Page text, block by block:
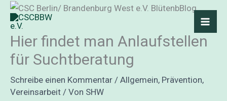
Zum
Inhalt
springen
Hier findet man Anlaufstellen
für Suchtberatung
Schreibe einen Kommentar / Allgemein, Prävention,
Vereinsarbeit / Von SHW